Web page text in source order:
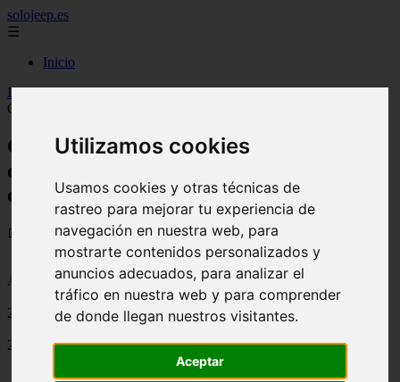
Utilizamos cookies
Usamos cookies y otras técnicas de
rastreo para mejorar tu experiencia de
navegación en nuestra web, para
mostrarte contenidos personalizados y
anuncios adecuados, para analizar el
tráfico en nuestra web y para comprender
de donde llegan nuestros visitantes.
Aceptar
solojeep.es
☰
Inicio
Inicio > jeep >Cotiza y contrata por internet tu seguro de autos con
GNP y recibe 10% de descuento.
Cotiza y contrata por internet tu seguro
de autos con GNP y recibe 10% de
descuento.
📅 17/08/2025
Aseguradoras
2011-11-17
2565